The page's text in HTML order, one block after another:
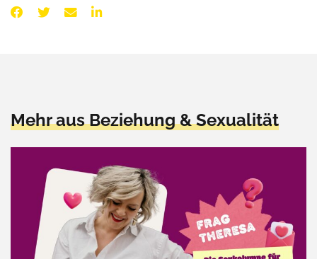
Mehr aus Beziehung & Sexualität